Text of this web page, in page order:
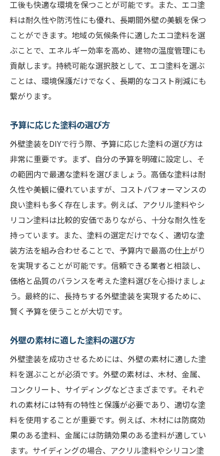
工後も快適な環境を保つことが可能です。また、エコ塗
料は耐久性や防汚性にも優れ、長期間外壁の美観を保つ
ことができます。地域の気候条件に適したエコ塗料を選
ぶことで、エネルギー効率を高め、建物の温度管理にも
貢献します。持続可能な選択肢として、エコ塗料を選ぶ
ことは、環境保護だけでなく、長期的なコスト削減にも
繋がります。
予算に応じた塗料の選び方
外壁塗装をDIYで行う際、予算に応じた塗料の選び方は
非常に重要です。まず、自分の予算を明確に設定し、そ
の範囲内で最適な塗料を選びましょう。高価な塗料は耐
久性や美観に優れていますが、コストパフォーマンスの
良い塗料も多く存在します。例えば、アクリル塗料やシ
リコン塗料は比較的安価でありながら、十分な耐久性を
持っています。また、塗料の選定だけでなく、適切な塗
装方法を組み合わせることで、予算内で最高の仕上がり
を実現することが可能です。信頼できる業者と相談し、
価格と品質のバランスを考えた塗料選びを心掛けましょ
う。最終的に、長持ちする外壁塗装を実現するために、
賢く予算を使うことが大切です。
外壁の素材に適した塗料の選び方
外壁塗装を成功させるためには、外壁の素材に適した塗
料を選ぶことが必須です。外壁の素材は、木材、金属、
コンクリート、サイディングなどさまざまです。それぞ
れの素材には特有の特性と保護が必要であり、適切な塗
料を使用することが重要です。例えば、木材には防腐効
果のある塗料、金属には防錆効果のある塗料が適してい
ます。サイディングの場合、アクリル塗料やシリコン塗